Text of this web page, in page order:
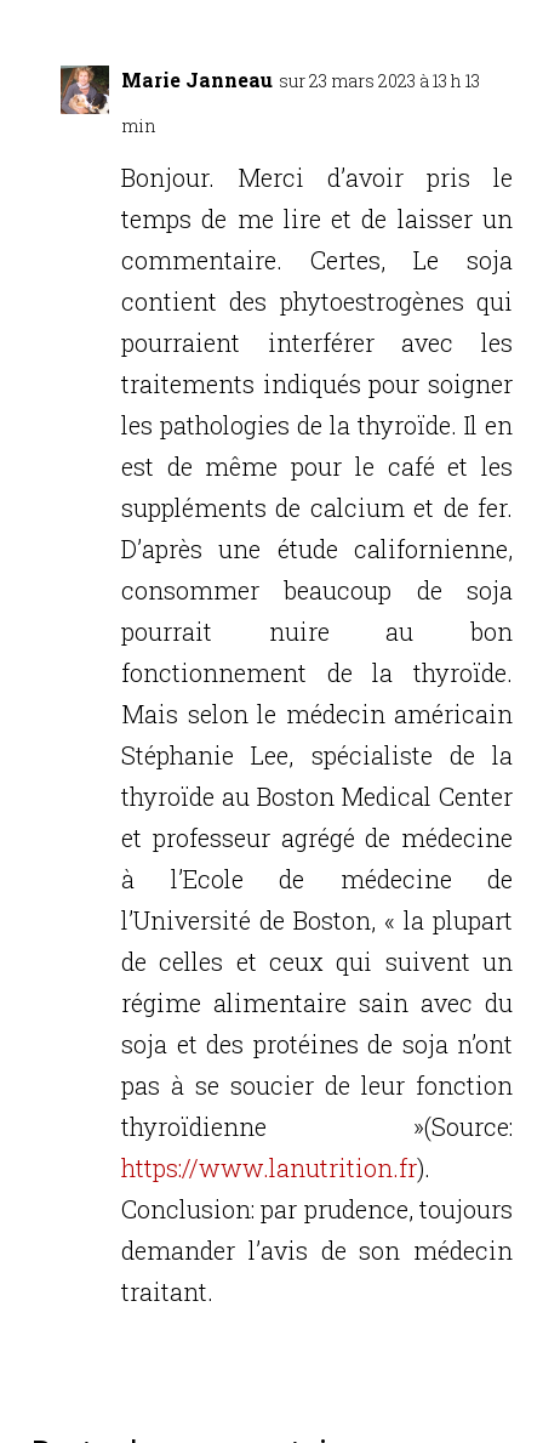
Marie Janneau sur 23 mars 2023 à 13 h 13
min
Bonjour. Merci d’avoir pris le
temps de me lire et de laisser un
commentaire. Certes, Le soja
contient des phytoestrogènes qui
pourraient interférer avec les
traitements indiqués pour soigner
les pathologies de la thyroïde. Il en
est de même pour le café et les
suppléments de calcium et de fer.
D’après une étude californienne,
consommer beaucoup de soja
pourrait nuire au bon
fonctionnement de la thyroïde.
Mais selon le médecin américain
Stéphanie Lee, spécialiste de la
thyroïde au Boston Medical Center
et professeur agrégé de médecine
à l’Ecole de médecine de
l’Université de Boston, « la plupart
de celles et ceux qui suivent un
régime alimentaire sain avec du
soja et des protéines de soja n’ont
pas à se soucier de leur fonction
thyroïdienne »(Source:
https://www.lanutrition.fr).
Conclusion: par prudence, toujours
demander l’avis de son médecin
traitant.